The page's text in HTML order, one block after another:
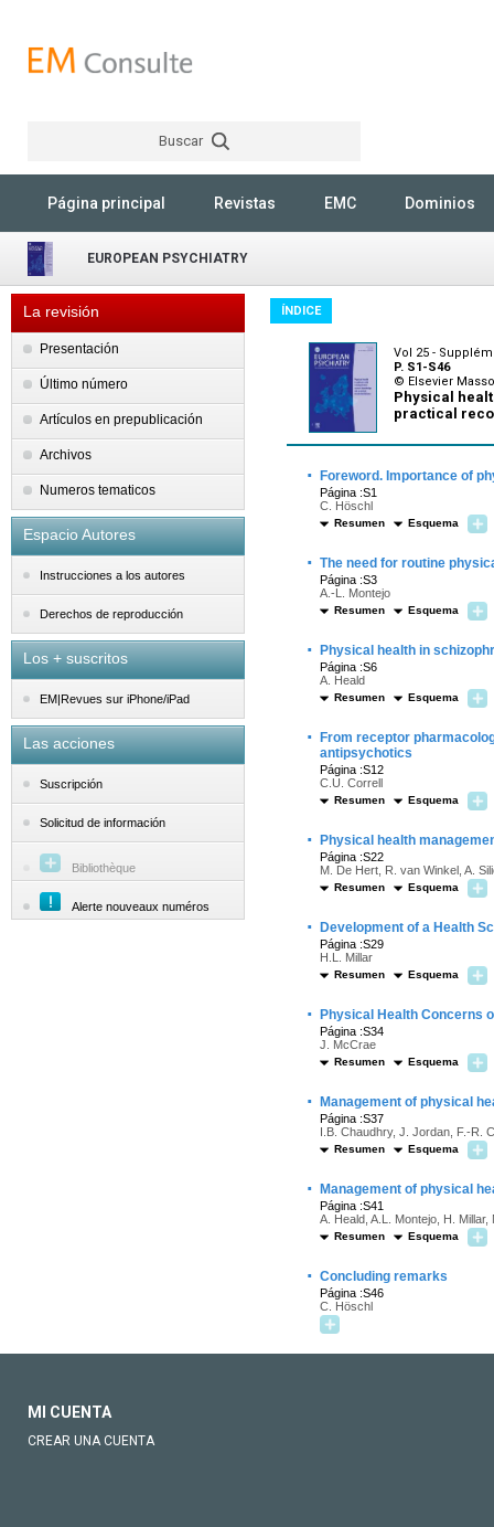
Buscar
Página principal Revistas EMC Dominios
EUROPEAN PSYCHIATRY
La revisión
Presentación
Último número
Artículos en prepublicación
Archivos
Numeros tematicos
Espacio Autores
Instrucciones a los autores
Derechos de reproducción
Los + suscritos
EM|Revues sur iPhone/iPad
Las acciones
Suscripción
Solicitud de información
Bibliothèque
Alerte nouveaux numéros
ÍNDICE
Vol 25 -
P. S1-S46
© Elsevier
Physical
practical
· Foreword. Importance of
Página :S1
C. Höschl
Resumen Esquema
· The need for routine
Página :S3
A.-L. Montejo
Resumen Esquema
· Physical health in
Página :S6
A. Heald
Resumen Esquema
·
From receptor
antipsychotics
Página :S12
C.U. Correll
Resumen Esquema
· Physical health
Página :S22
M. De Hert, R. van Winkel, A.
Resumen Esquema
· Development of a Health
Página :S29
H.L. Millar
Resumen Esquema
· Physical Health Concerns
Página :S34
J. McCrae
Resumen Esquema
· Management of physical
Página :S37
I.B. Chaudhry, J. Jordan, F.-R.
Resumen Esquema
· Management of physical
Página :S41
A. Heald, A.L. Montejo, H.
Resumen Esquema
· Concluding remarks
Página :S46
C. Höschl
MI CUENTA
CREAR UNA CUENTA